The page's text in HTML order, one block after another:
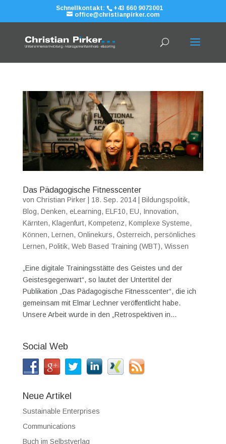
Schnellkontakt:
+43 660 9073001
office@christianpirker.com
Das Pädagogische Fitnesscenter
von Christian Pirker| 18. Sep. 2014| Bildungspolitik,
Blog, Denken, eLearning, ELF10, EU, Innovation,
Kärnten, Klagenfurt, Kompetenz, Komplexe Systeme,
Können, Lernen, Onlinekurs, Österreich, persönliches
Lernen, Politik, Web Based Training (WBT), Wissen
„Eine digitale Trainingsstätte des Geistes und der
Geistesgegenwart“, so lautet der Untertitel der
Publikation „Das Pädagogische Fitnesscenter“, die ich
gemeinsam mit Elmar Lechner veröffentlicht habe.
Unsere Arbeit wurde in den „Retrospektiven in...
Social Web
Neue Artikel
Sustainable Enterprises
Communications
Buch im Selbstverlag